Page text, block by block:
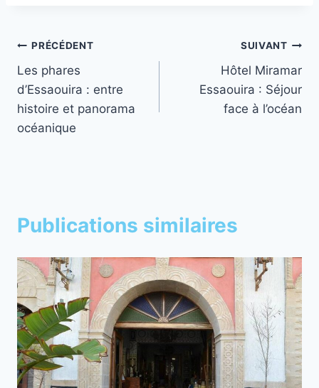
Navigation
de
l’article
PRÉCÉDENT
Les phares
d’Essaouira : entre
histoire et panorama
océanique
SUIVANT
Hôtel Miramar
Essaouira : Séjour
face à l’océan
Publications similaires